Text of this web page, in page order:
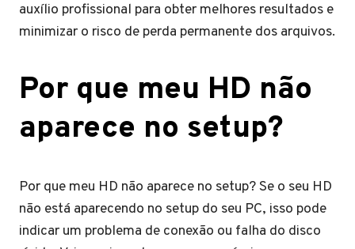
auxílio profissional para obter melhores resultados e
minimizar o risco de perda permanente dos arquivos.
Por que meu HD não
aparece no setup?
Por que meu HD não aparece no setup? Se o seu HD
não está aparecendo no setup do seu PC, isso pode
indicar um problema de conexão ou falha do disco